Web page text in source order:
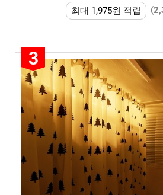
최대 1,975원 적립
3